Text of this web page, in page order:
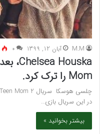
M.M آبان 12, 1399 ۰
Mom را ترک کرد.
در این سریال بازی…
بیشتر بخوانید »